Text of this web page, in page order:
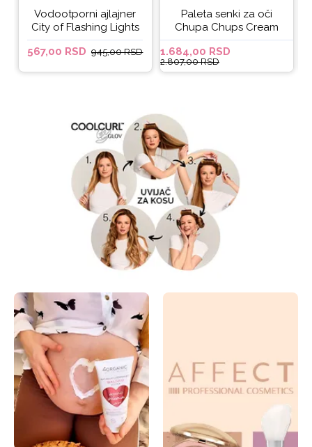
Vodootporni ajlajner
City of Flashing Lights
Micro Retractable Liner
- It's Lit
567,00 RSD 945,00 RSD
Paleta senki za oči
Chupa Chups Cream
Soda
1.684,00 RSD
2.807,00 RSD